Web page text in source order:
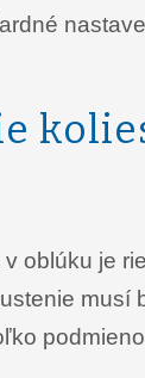
oblúku je
musí